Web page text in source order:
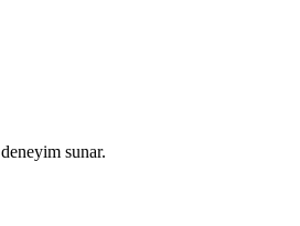
sunar.